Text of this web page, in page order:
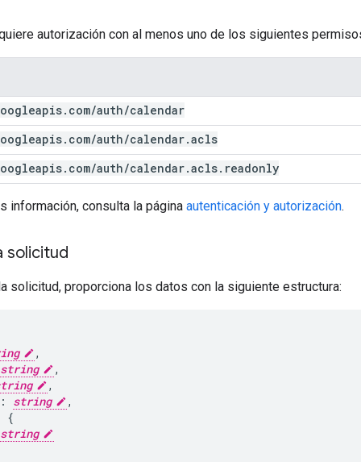
autorización con al menos uno de los siguientes
. com/auth/calendar
. com/auth/calendar.acls
. com/auth/calendar.acls. readonly
información, consulta la página autenticación y autorización.
solicitud
solicitud, proporciona los datos con la siguiente estructura:
,
string
,
,
:
string
,
string